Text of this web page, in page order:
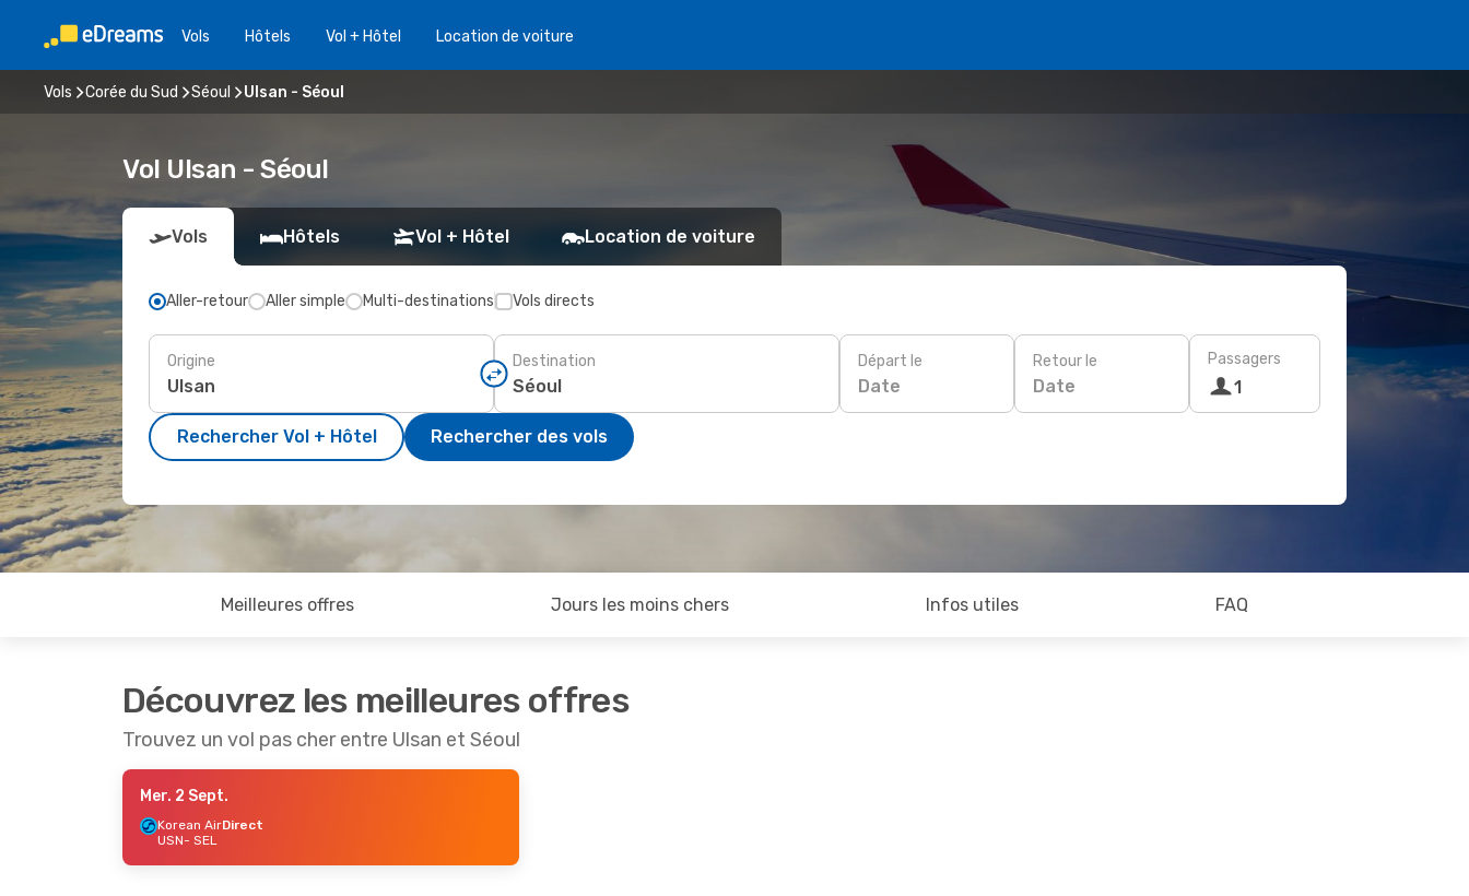
Vols Hôtels Vol + Hôtel Location de voiture
Vols Corée du Sud Séoul Ulsan - Séoul
Vol Ulsan - Séoul
Vols Hôtels Vol + Hôtel Location de voiture
Aller-retour Aller simple Multi-destinations Vols directs
Origine Destination Départ le
Date
Retour le
Date
Passagers
1
Rechercher Vol + Hôtel Rechercher des vols
Meilleures offres Jours les moins chers Infos utiles FAQ
Découvrez les meilleures offres
Trouvez un vol pas cher entre Ulsan et Séoul
Mer. 2 Sept.
Korean AirDirect
USN- SEL